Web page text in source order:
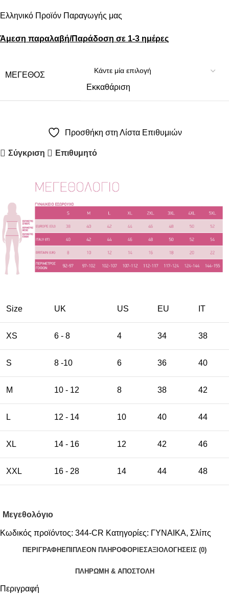
Ελληνικό Προϊόν Παραγωγής μας
Άμεση παραλαβή/Παράδοση σε 1-3 ημέρες
ΜΈΓΕΘΟΣ
Εκκαθάριση
Προσθήκη στη Λίστα Επιθυμιών
Σύγκριση Επιθυμητό
Size UK US EU ΙΤ
XS 6 - 8 4 34 38
S 8 -10 6 36 40
M 10 - 12 8 38 42
L 12 - 14 10 40 44
XL 14 - 16 12 42 46
XXL 16 - 28 14 44 48
Μεγεθολόγιο
Κωδικός προϊόντος: 344-CR Κατηγορίες: ΓΥΝΑΙΚΑ, Σλίπς
ΠΕΡΙΓΡΑΦΉ ΕΠΙΠΛΈΟΝ ΠΛΗΡΟΦΟΡΊΕΣΑΞΙΟΛΟΓΉΣΕΙΣ (0)
ΠΛΗΡΩΜΗ & ΑΠΟΣΤΟΛΗ
Περιγραφή